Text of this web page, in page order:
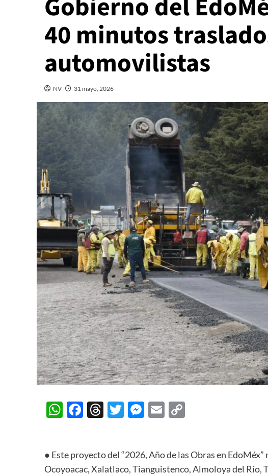
Gobierno del
40 minutos
automovilistas
NV 31 mayo, 2026
WhatsApp
Facebook
Threads
Twitter
Messenger
Email
● Este proyecto del “2026, Año de las Obras en
Ocoyoacac, Xalatlaco, Tianguistenco, Almoloya del Río,